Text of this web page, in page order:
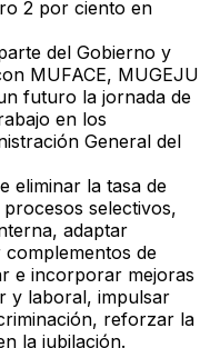
2 por ciento en
del Gobierno y
MUFACE, MUGEJU
futuro la jornada de
en los
General del
eliminar la tasa de
selectivos,
adaptar
de
e incorporar mejoras
y laboral, impulsar
reforzar la
la jubilación.